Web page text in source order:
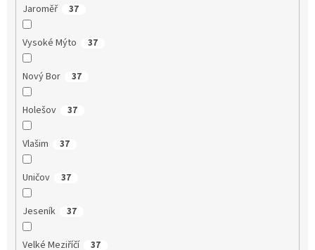
Jaroměř 37
Vysoké Mýto 37
Nový Bor 37
Holešov 37
Vlašim 37
Uničov 37
Jeseník 37
Velké Meziříčí 37